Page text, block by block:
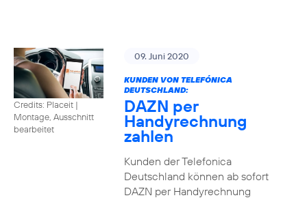
Credits: Placeit |
Montage, Ausschnitt
bearbeitet
09. Juni 2020
KUNDEN VON TELEFÓNICA
DEUTSCHLAND:
DAZN per
Handyrechnung
zahlen
Kunden der Telefonica
Deutschland können ab sofort
DAZN per Handyrechnung